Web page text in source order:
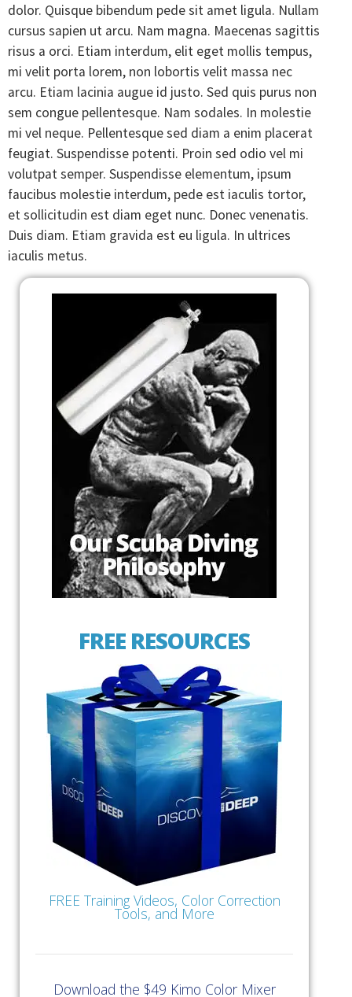
dolor. Quisque bibendum pede sit amet ligula. Nullam
cursus sapien ut arcu. Nam magna. Maecenas sagittis
risus a orci. Etiam interdum, elit eget mollis tempus,
mi velit porta lorem, non lobortis velit massa nec
arcu. Etiam lacinia augue id justo. Sed quis purus non
sem congue pellentesque. Nam sodales. In molestie
mi vel neque. Pellentesque sed diam a enim placerat
feugiat. Suspendisse potenti. Proin sed odio vel mi
volutpat semper. Suspendisse elementum, ipsum
faucibus molestie interdum, pede est iaculis tortor,
et sollicitudin est diam eget nunc. Donec venenatis.
Duis diam. Etiam gravida est eu ligula. In ultrices
iaculis metus.
FREE RESOURCES
FREE Training Videos, Color Correction
Tools, and More
Download the $49 Kimo Color Mixer